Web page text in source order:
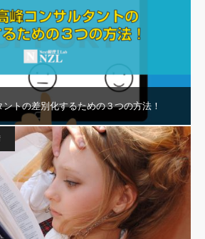
トの差別化するための３つの方法！